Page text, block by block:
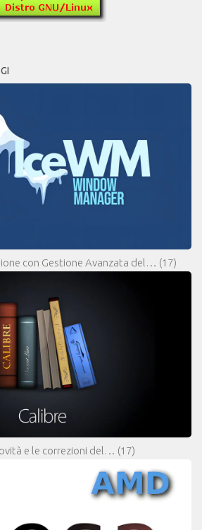
con Gestione Avanzata del… (17)
e le correzioni del… (17)